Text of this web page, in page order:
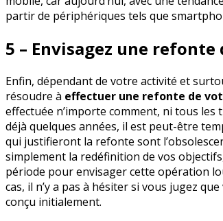
partir de périphériques tels que
5 – Envisagez une
Enfin, dépendant de votre activité et
résoudre à effectuer une refonte de
effectuée n’importe comment, ni tous les
déjà quelques années, il est peut-être
qui justifieront la refonte sont
simplement la redéfinition de vos
période pour envisager cette opération
cas, il n’y a pas à hésiter si vous jugez
conçu initialement.